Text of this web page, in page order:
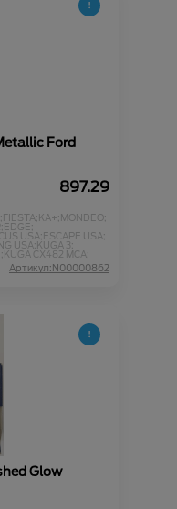
Ford
897.29
FIESTA;KA+;MONDEO;
EDGE;
USA;ESCAPE USA;
USA;KUGA 3;
KUGA CX482 MCA;
Артикул:N00000862
Glow